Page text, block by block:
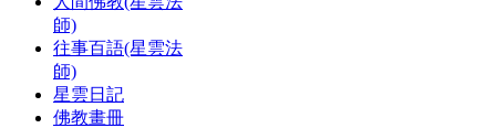
師)
往事百語(星雲法
師)
星雲日記
佛教畫冊